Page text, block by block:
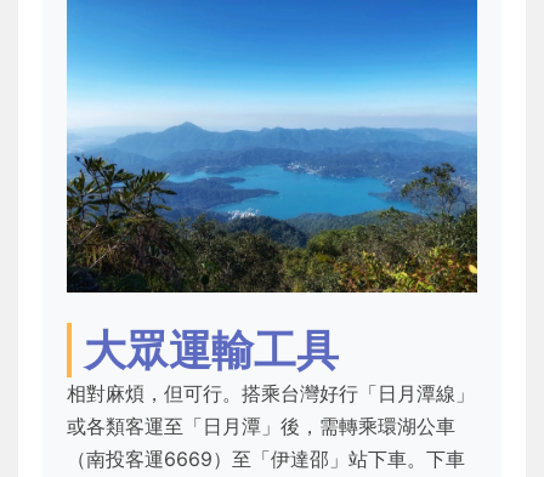
大眾運輸工具
相對麻煩，但可行。搭乘台灣好行「日月潭線」
或各類客運至「日月潭」後，需轉乘環湖公車
（南投客運6669）至「伊達邵」站下車。下車